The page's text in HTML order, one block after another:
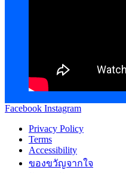
Facebook Instagram
Privacy Policy
Terms
Accessibility
ของขวัญจากใจ